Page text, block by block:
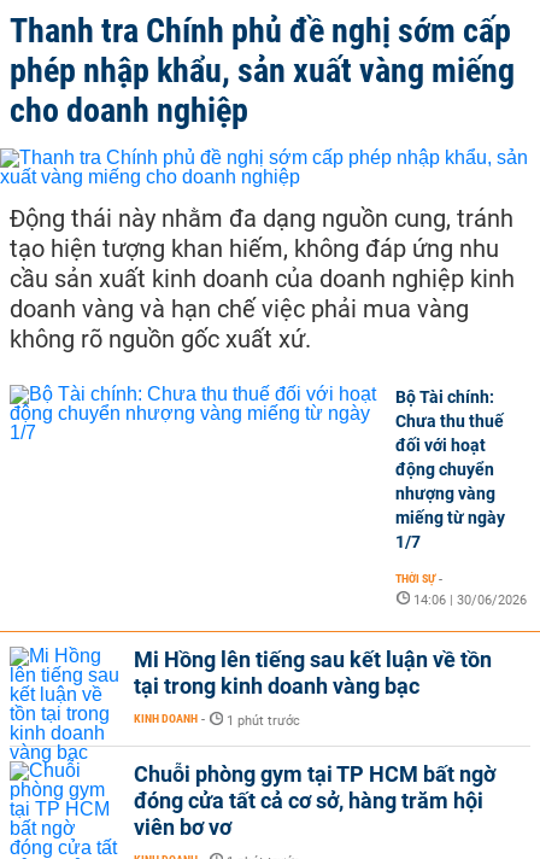
Thanh tra Chính phủ đề nghị sớm cấp
phép nhập khẩu, sản xuất vàng miếng
cho doanh nghiệp
Động thái này nhằm đa dạng nguồn cung, tránh
tạo hiện tượng khan hiếm, không đáp ứng nhu
cầu sản xuất kinh doanh của doanh nghiệp kinh
doanh vàng và hạn chế việc phải mua vàng
không rõ nguồn gốc xuất xứ.
Bộ Tài chính:
Chưa thu thuế
đối với hoạt
động chuyển
nhượng vàng
miếng từ ngày
1/7
THỜI SỰ -
14:06 | 30/06/2026
Mi Hồng lên tiếng sau kết luận về tồn
tại trong kinh doanh vàng bạc
KINH DOANH - 1 phút trước
Chuỗi phòng gym tại TP HCM bất ngờ
đóng cửa tất cả cơ sở, hàng trăm hội
viên bơ vơ